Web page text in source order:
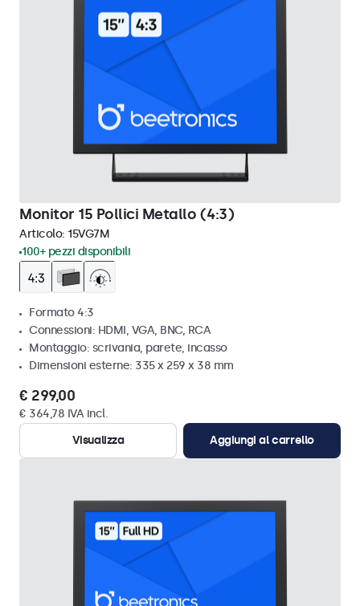
Monitor 15 Pollici Metallo (4:3)
Articolo: 15VG7M
100+ pezzi disponibili
Formato 4:3
Connessioni: HDMI, VGA, BNC, RCA
Montaggio: scrivania, parete, incasso
Dimensioni esterne: 335 x 259 x 38 mm
€ 299,00
€ 364,78 IVA incl.
Visualizza
Aggiungi al carrello